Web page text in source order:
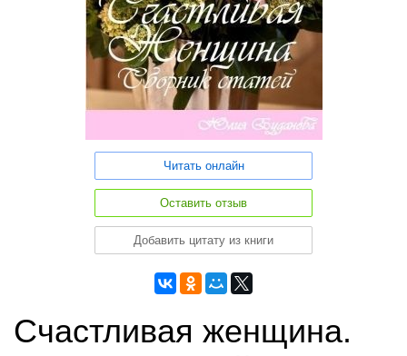
Читать онлайн
Оставить отзыв
Добавить цитату из книги
Счастливая женщина.